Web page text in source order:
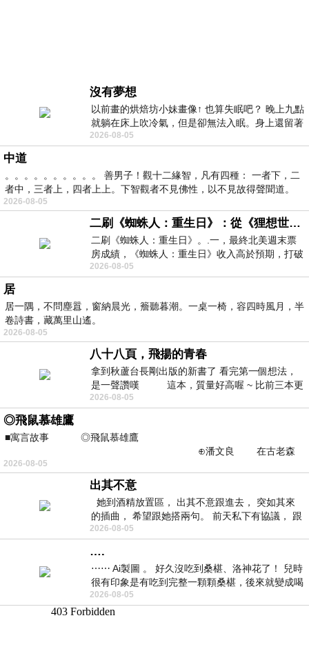
沒有夢想
以前畫的烘焙坊小妹畫像↑ 也算失眠吧？ 晚上九點
就躺在床上吹冷氣，但是卻無法入眠。身上還留著
四點多跑的六公里的疲
2026-08-05
中道
。。。。。。。。。。 善男子！觀十二緣智，凡有四種： 一者下，二
者中，三者上，四者上上。下智觀者不見佛性，以不見故得聲聞道。
2026-08-05
二刷《蜘蛛人：重生日》：從《狸想世界》到《怪奇物語》
二刷《蜘蛛人：重生日》。.一，最終北美週末票
房成績，《蜘蛛人：重生日》收入高於預期，打破
《復仇者聯盟：終局之戰》記錄，成為
2026-08-05
居
居一隅，不問塵囂，窗納晨光，簷聽暮潮。一桌一椅，容四時風月，半
卷詩書，藏萬里山遙。
2026-08-05
八十八頁，飛揚的青春
拿到秋蘆台長剛出版的新書了 看完第一個想法，
是一聲讚嘆 這本，質量好高喔 ~ 比前三本更
勝一
2026-08-05
◎飛鼠慕雄鷹
■寓言故事 ◎飛鼠慕雄鷹
⊕潘文良 在古老森
林的底層，住著一隻小飛鼠
2026-08-05
出其不意
她到酒精放置區， 出其不意跟進去， 突如其來
的插曲， 希望跟她搭兩句。 前天私下有協議， 跟
著阿弟丟拉基
2026-08-05
….
⋯⋯ Ai製圖 。 好久沒吃到桑椹、洛神花了！ 兒時
很有印象是有吃到完整一顆顆桑椹，後來就變成喝
桑椹汁。 現在是連喝都沒喝
2026-08-05